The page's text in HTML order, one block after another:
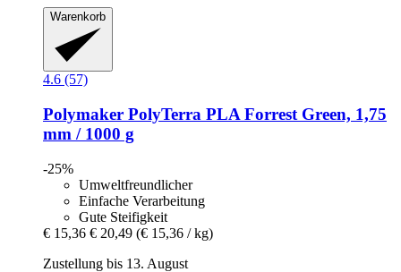
Warenkorb
4.6 (57)
Polymaker PolyTerra PLA Forrest Green, 1,75
mm / 1000 g
-25%
Umweltfreundlicher
Einfache Verarbeitung
Gute Steifigkeit
€ 15,36 € 20,49 (€ 15,36 / kg)
Zustellung bis 13. August